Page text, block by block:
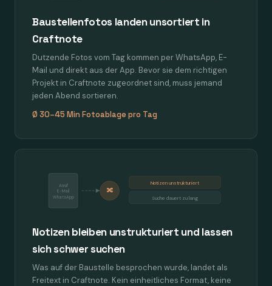
Baustellenfotos landen unsortiert in
Craftnote
Dutzende Fotos vom Tag kommen per WhatsApp, E-
Mail und direkt aus der App. Bevor sie dem richtigen
Projekt in Craftnote zugeordnet sind, muss jemand
jeden Abend sortieren.
Ø 30–45 Min Fotoablage pro Tag
Anruf
E-Mail
WhatsApp
🔀
Notizen unstrukturiert
Suche dauert zu lang
Notizen bleiben unstrukturiert und lassen
sich schwer suchen
Was auf der Baustelle besprochen wurde, landet als
Freitext in Craftnote. Kein einheitliches Format, keine